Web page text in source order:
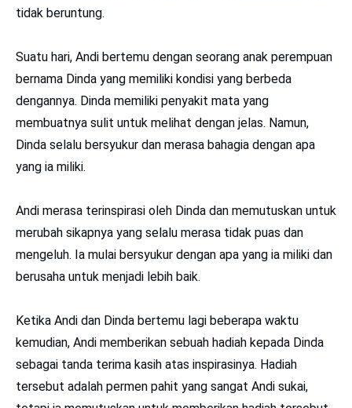
tidak beruntung.
Suatu hari, Andi bertemu dengan seorang anak perempuan
bernama Dinda yang memiliki kondisi yang berbeda
dengannya. Dinda memiliki penyakit mata yang
membuatnya sulit untuk melihat dengan jelas. Namun,
Dinda selalu bersyukur dan merasa bahagia dengan apa
yang ia miliki.
Andi merasa terinspirasi oleh Dinda dan memutuskan untuk
merubah sikapnya yang selalu merasa tidak puas dan
mengeluh. Ia mulai bersyukur dengan apa yang ia miliki dan
berusaha untuk menjadi lebih baik.
Ketika Andi dan Dinda bertemu lagi beberapa waktu
kemudian, Andi memberikan sebuah hadiah kepada Dinda
sebagai tanda terima kasih atas inspirasinya. Hadiah
tersebut adalah permen pahit yang sangat Andi sukai,